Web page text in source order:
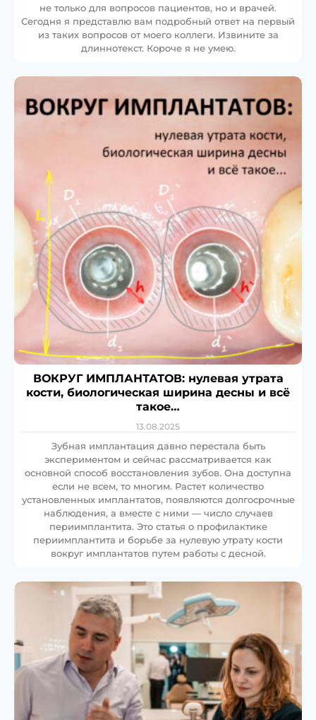
не только для вопросов пациентов, но и врачей.
Сегодня я представлю вам подробный ответ на первый
из таких вопросов от моего коллеги. Извините за
длиннотекст. Короче я не умею.
ВОКРУГ ИМПЛАНТАТОВ: нулевая утрата
кости, биологическая ширина десны и всё
такое…
13.08.2025
Зубная имплантация давно перестала быть
экспериментом и сейчас рассматривается как
основной способ восстановления зубов. Она доступна
если не всем, то многим. Растет количество
установленных имплантатов, появляются долгосрочные
наблюдения, а вместе с ними — число случаев
периимплантита. Это статья о профилактике
периимплантита и борьбе за нулевую утрату кости
вокруг имплантатов путем работы с десной.